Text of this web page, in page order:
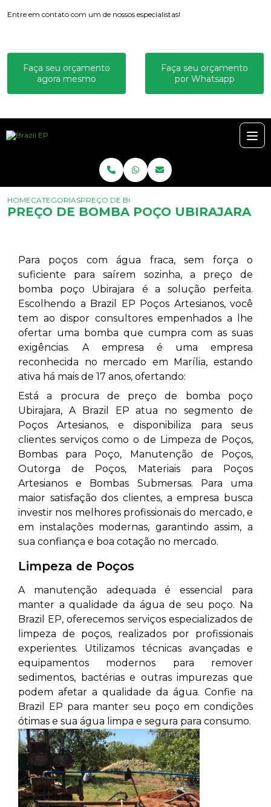
Entre em contato com um de nossos especialistas!
Faça seu orçamento
agora mesmo
Faça seu orçamento
por Whatsapp
HOMECATEGORIASPREÇO DE BOMBA POÇO UBIRAJARA
PREÇO DE BOMBA POÇO UBIRAJARA
Para poços com água fraca, sem força o
suficiente para saírem sozinha, a preço de
bomba poço Ubirajara
é a solução perfeita.
Escolhendo a Brazil EP Poços Artesianos, você
tem ao dispor consultores empenhados a lhe
ofertar uma bomba que cumpra com as suas
exigências. A empresa é uma empresa
reconhecida no mercado em Marília, estando
ativa há mais de 17 anos, ofertando:
Está a procura de preço de bomba poço
Ubirajara, A Brazil EP atua no segmento de
Poços Artesianos, e disponibiliza para seus
clientes serviços como o de Limpeza de Poços,
Bombas para Poço, Manutenção de Poços,
Outorga de Poços, Materiais para Poços
Artesianos e Bombas Submersas. Para uma
maior satisfação dos clientes, a empresa busca
investir nos melhores profissionais do mercado, e
em instalações modernas, garantindo assim, a
sua confiança e boa cotação no mercado.
Limpeza de Poços
A manutenção adequada é essencial para
manter a qualidade da água de seu poço. Na
Brazil EP, oferecemos serviços especializados de
limpeza de poços, realizados por profissionais
experientes. Utilizamos técnicas avançadas e
equipamentos modernos para remover
sedimentos, bactérias e outras impurezas que
podem afetar a qualidade da água. Confie na
Brazil EP para manter seu poço em condições
ótimas e sua água limpa e segura para consumo.